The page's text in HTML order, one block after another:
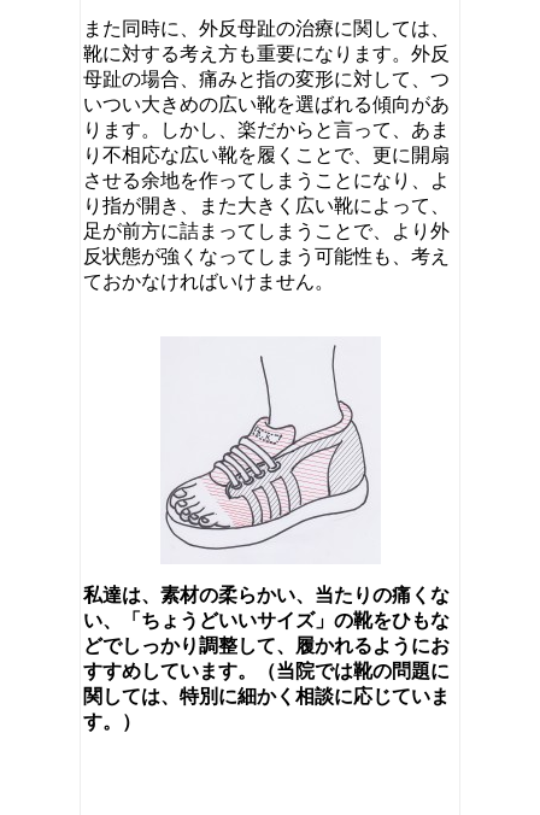
また同時に、外反母趾の治療に関しては、
靴に対する考え方も重要になります。外反
母趾の場合、痛みと指の変形に対して、つ
いつい大きめの広い靴を選ばれる傾向があ
ります。しかし、楽だからと言って、あま
り不相応な広い靴を履くことで、更に開扇
させる余地を作ってしまうことになり、よ
り指が開き、また大きく広い靴によって、
足が前方に詰まってしまうことで、より外
反状態が強くなってしまう可能性も、考え
ておかなければいけません。
私達は、素材の柔らかい、当たりの痛くな
い、「ちょうどいいサイズ」の靴をひもな
どでしっかり調整して、履かれるようにお
すすめしています。（当院では靴の問題に
関しては、特別に細かく相談に応じていま
す。）